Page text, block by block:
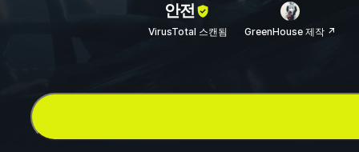
안전
VirusTotal 스캔됨 GreenHouse 제작 ↗